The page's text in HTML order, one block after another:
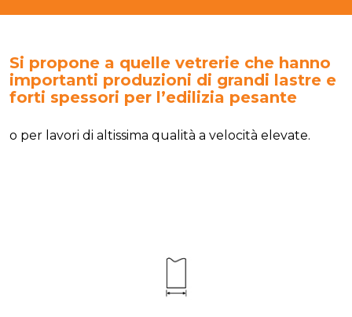
Si propone a quelle vetrerie che hanno
importanti produzioni di grandi lastre e
forti spessori per l’edilizia pesante
o per lavori di altissima qualità a velocità elevate.